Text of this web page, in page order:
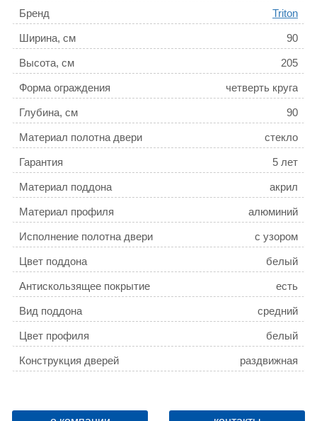
Бренд Triton
Ширина, см 90
Высота, см 205
Форма ограждения четверть круга
Глубина, см 90
Материал полотна двери стекло
Гарантия 5 лет
Материал поддона акрил
Материал профиля алюминий
Исполнение полотна двери с узором
Цвет поддона белый
Антискользящее покрытие есть
Вид поддона средний
Цвет профиля белый
Конструкция дверей раздвижная
Толщина полотна двери, мм
4